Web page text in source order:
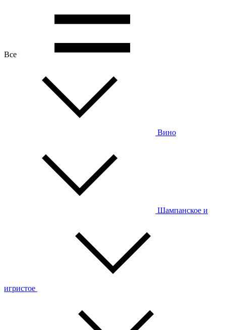
Все
Вино
Шампанское и
игристое